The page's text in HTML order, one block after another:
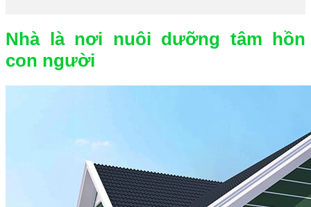
Nhà là nơi nuôi dưỡng tâm hồn
con người